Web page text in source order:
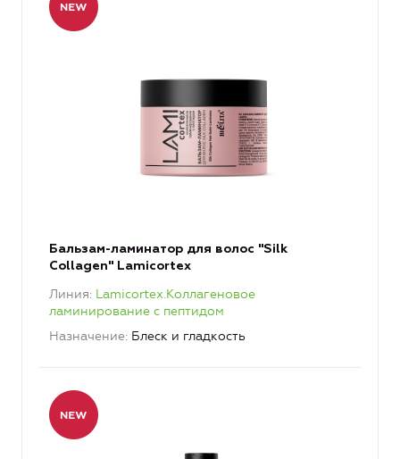
Бальзам-ламинатор для волос "Silk
Collagen" Lamicortex
Линия Lamicortex.Коллагеновое
ламинирование с пептидом
Назначение Блеск и гладкость